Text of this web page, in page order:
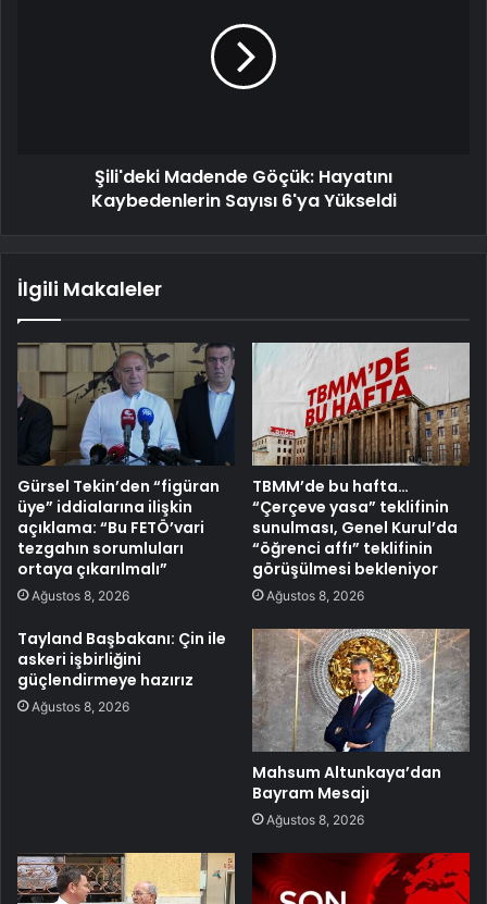
Şili'deki Madende Göçük: Hayatını
Kaybedenlerin Sayısı 6'ya Yükseldi
İlgili Makaleler
Gürsel Tekin’den “figüran
üye” iddialarına ilişkin
açıklama: “Bu FETÖ’vari
tezgahın sorumluları
ortaya çıkarılmalı”
Ağustos 8, 2026
TBMM’de bu hafta…
“Çerçeve yasa” teklifinin
sunulması, Genel Kurul’da
“öğrenci affı” teklifinin
görüşülmesi bekleniyor
Ağustos 8, 2026
Tayland Başbakanı: Çin ile
askeri işbirliğini
güçlendirmeye hazırız
Ağustos 8, 2026
Mahsum Altunkaya’dan
Bayram Mesajı
Ağustos 8, 2026